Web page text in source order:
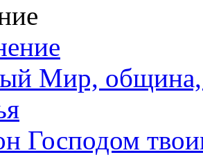
Мир,
Господом